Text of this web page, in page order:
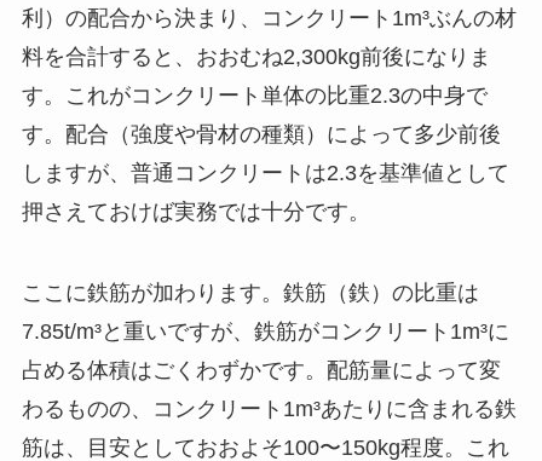
利）の配合から決まり、コンクリート1m³ぶんの材
料を合計すると、おおむね2,300kg前後になりま
す。これがコンクリート単体の比重2.3の中身で
す。配合（強度や骨材の種類）によって多少前後
しますが、普通コンクリートは2.3を基準値として
押さえておけば実務では十分です。
ここに鉄筋が加わります。鉄筋（鉄）の比重は
7.85t/m³と重いですが、鉄筋がコンクリート1m³に
占める体積はごくわずかです。配筋量によって変
わるものの、コンクリート1m³あたりに含まれる鉄
筋は、目安としておおよそ100〜150kg程度。これ